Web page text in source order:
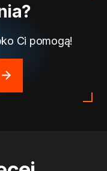
Ci pomogą!